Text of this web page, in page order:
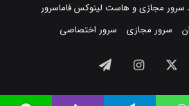
سرور مجازیو هاست لینوکسفاماسرور
سرور مجازی سرور اختصاصی
فیسبوک ایکس اینستاگرام